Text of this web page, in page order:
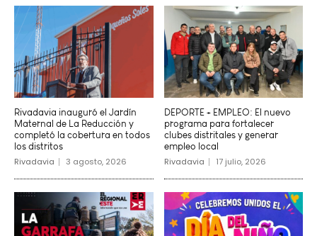
Rivadavia inauguró el Jardín
Maternal de La Reducción y
completó la cobertura en todos
los distritos
Rivadavia 3 agosto, 2026
DEPORTE + EMPLEO: El nuevo
programa para fortalecer
clubes distritales y generar
empleo local
Rivadavia 17 julio, 2026